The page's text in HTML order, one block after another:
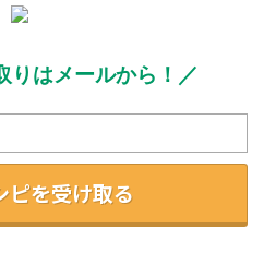
りはメールから！／
ピを受け取る